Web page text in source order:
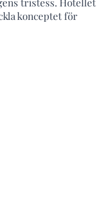
konceptet för